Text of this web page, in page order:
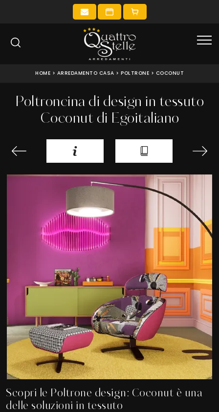
HOME > ARREDAMENTO CASA > POLTRONE > COCONUT
Poltroncina di design in tessuto
Coconut di Egoitaliano
Scopri le Poltrone design: Coconut è una
delle soluzioni in tessuto